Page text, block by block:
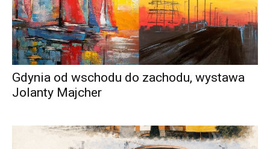
Gdynia od wschodu do zachodu, wystawa
Jolanty Majcher